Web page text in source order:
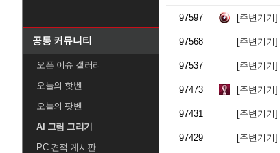
공통 커뮤니티
오픈 이슈 갤러리
오늘의 핫벤
오늘의 팟벤
AI 그림 그리기
PC 견적 게시판
97597 [주변기기]
97568 [주변기기]
97537 [주변기기]
97473 [주변기기]
97431 [주변기기]
97429 [주변기기]